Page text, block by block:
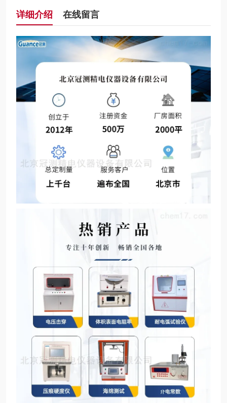
详细介绍 在线留言